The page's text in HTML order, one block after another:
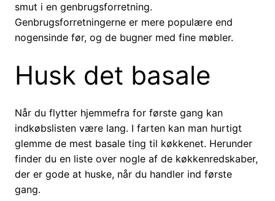
smut i en genbrugsforretning.
Genbrugsforretningerne er mere populære end
nogensinde før, og de bugner med fine møbler.
Husk det basale
Når du flytter hjemmefra for første gang kan
indkøbslisten være lang. I farten kan man hurtigt
glemme de mest basale ting til køkkenet. Herunder
finder du en liste over nogle af de køkkenredskaber,
der er gode at huske, når du handler ind første
gang.